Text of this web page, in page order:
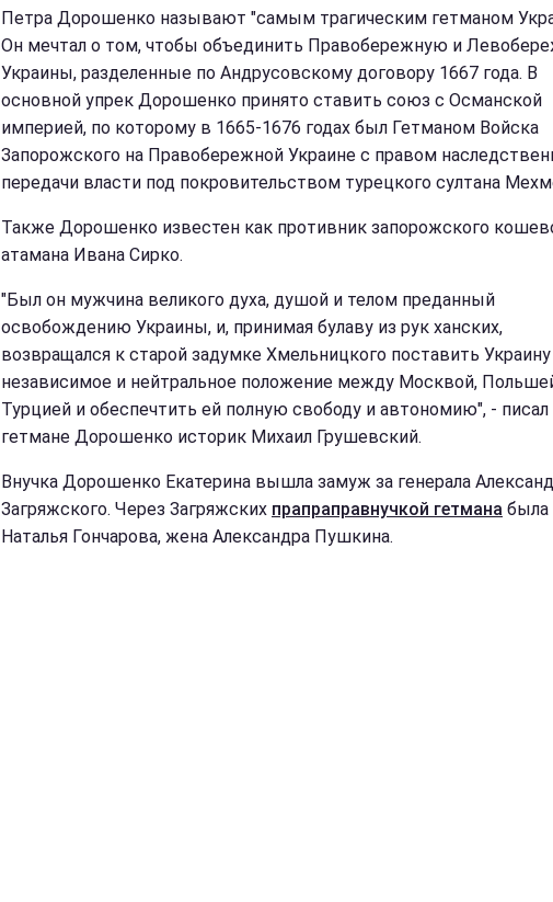
Петра Дорошенко называют "самым трагическим гетманом
Он мечтал о том, чтобы объединить Правобережную и
Украины, разделенные по Андрусовскому договору 1667 года. В
основной упрек Дорошенко принято ставить союз с Османской
империей, по которому в 1665-1676 годах был Гетманом Войска
Запорожского на Правобережной Украине с правом
передачи власти под покровительством турецкого султана
Также Дорошенко известен как противник запорожского
атамана Ивана Сирко.
"Был он мужчина великого духа, душой и телом преданный
освобождению Украины, и, принимая булаву из рук ханских,
возвращался к старой задумке Хмельницкого поставить
независимое и нейтральное положение между Москвой,
Турцией и обеспечтить ей полную свободу и автономию", - писал
гетмане Дорошенко историк Михаил Грушевский.
Внучка Дорошенко Екатерина вышла замуж за генерала
Загряжского. Через Загряжских прапраправнучкой гетмана была
Наталья Гончарова, жена Александра Пушкина.